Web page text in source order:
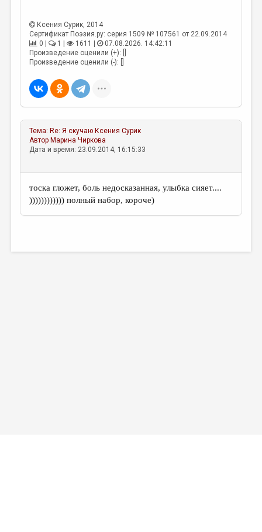
ЭССЕИСТИКА
ЛИТЕРАТУРОВЕДЕНИЕ
ПУБЛИЦИСТИКА
ЦИКЛЫ ПУБЛИКАЦИЙ
ТРЕДИАКОВСКИЙ
МЕДИА
ВКОНТАКТЕ
Ксения Сурик, 2014
Сертификат Поэзия.ру: серия 1509 № 107561 от 22.09.2014
0 |
1 | 1611 |
07.08.2026. 14:42:11
Произведение оценили (+): []
Произведение оценили (-): []
Тема: Re: Я скучаю Ксения Сурик
Автор Марина Чиркова
Дата и время: 23.09.2014, 16:15:33
тоска гложет, боль недосказанная, улыбка сияет....
)))))))))))) полный набор, короче)